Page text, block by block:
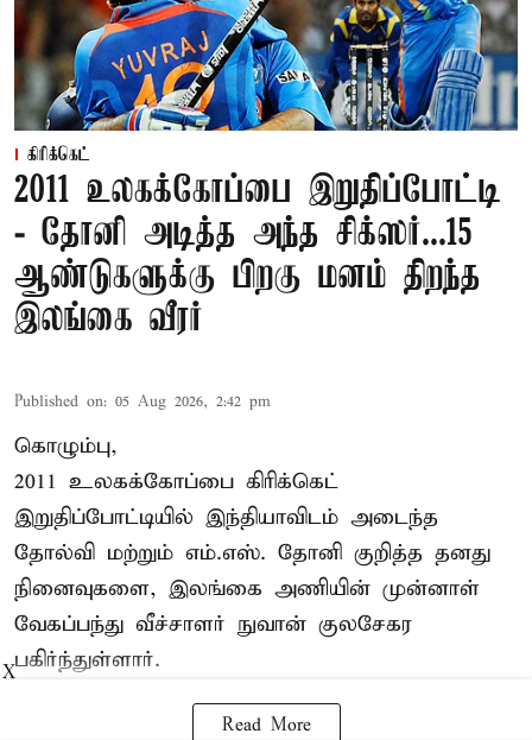
கிரிக்கெட்
2011 உலகக்கோப்பை இறுதிப்போட்டி
- தோனி அடித்த அந்த சிக்ஸர்...15
ஆண்டுகளுக்கு பிறகு மனம் திறந்த
இலங்கை வீரர்
Published on: 05 Aug 2026, 2:42 pm
கொழும்பு,
2011 உலகக்கோப்பை கிரிக்கெட்
இறுதிப்போட்டியில் இந்தியாவிடம் அடைந்த
தோல்வி மற்றும் எம்.எஸ். தோனி குறித்த தனது
நினைவுகளை, இலங்கை அணியின் முன்னாள்
வேகப்பந்து வீச்சாளர் நுவான் குலசேகர
பகிர்ந்துள்ளார்.
Read More
X